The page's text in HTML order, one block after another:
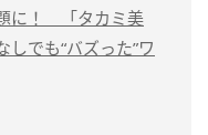
に！ 「タカミ美
でも“バズった”ワ